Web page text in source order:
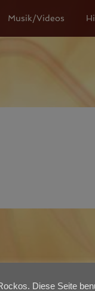
Musik/Videos
Diese Seite